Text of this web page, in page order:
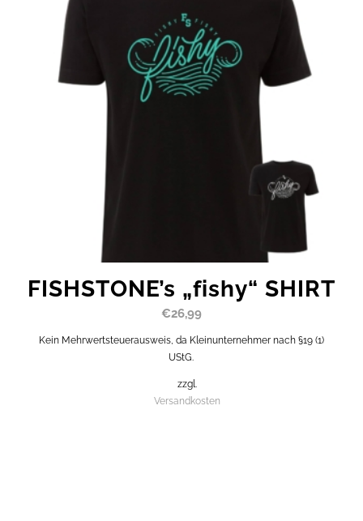
FISHSTONE’s „fishy“ SHIRT
€26,99
Kein Mehrwertsteuerausweis, da Kleinunternehmer nach §19 (1)
UStG.
zzgl.
Versandkosten